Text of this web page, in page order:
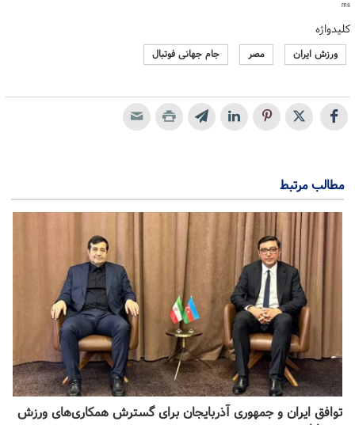
ms
کلیدواژه
ورزش ایران مصر جام جهانی فوتبال
مطالب مرتبط
توافق ایران و جمهوری آذربایجان برای گسترش همکاری‌های ورزش